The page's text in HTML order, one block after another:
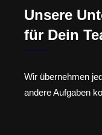
Unsere
für Dein
Wir übernehmen
andere Aufgaben